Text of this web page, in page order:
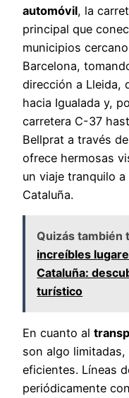
automóvil, la
principal que
municipios
Barcelona,
dirección a Lleida,
hacia Igualada y,
carretera C-37
Bellprat a través
ofrece hermosas
un viaje tranquilo
Cataluña.
Quizás también
increíbles
Cataluña:
turístico
En cuanto al
son algo
eficientes. Líneas
periódicamente